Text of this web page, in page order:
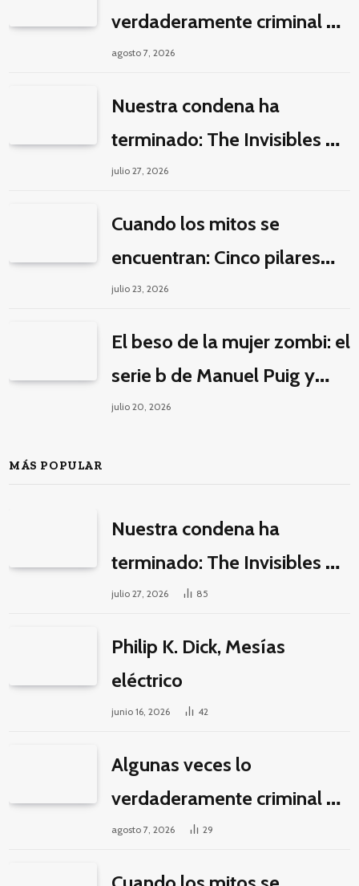
verdaderamente criminal es
pasar horas y horas viendo
agosto 7, 2026
Nuestra condena ha
terminado: The Invisibles y
la guerra por la imaginación
julio 27, 2026
Cuando los mitos se
encuentran: Cinco pilares
éticos para una fantasía
julio 23, 2026
El beso de la mujer zombi: el
serie b de Manuel Puig y
Jacques Tourneur
julio 20, 2026
MÁS POPULAR
Nuestra condena ha
terminado: The Invisibles y
la guerra por la imaginación
julio 27, 2026 85
Philip K. Dick, Mesías
eléctrico
junio 16, 2026 42
Algunas veces lo
verdaderamente criminal es
pasar horas y horas viendo
agosto 7, 2026 29